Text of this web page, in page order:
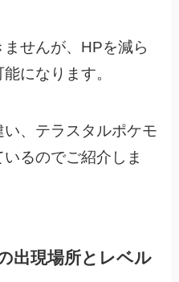
せんが、 HPを減ら
になります。
、 テラスタルポケモ
るのでご紹介しま
出現場所とレベル